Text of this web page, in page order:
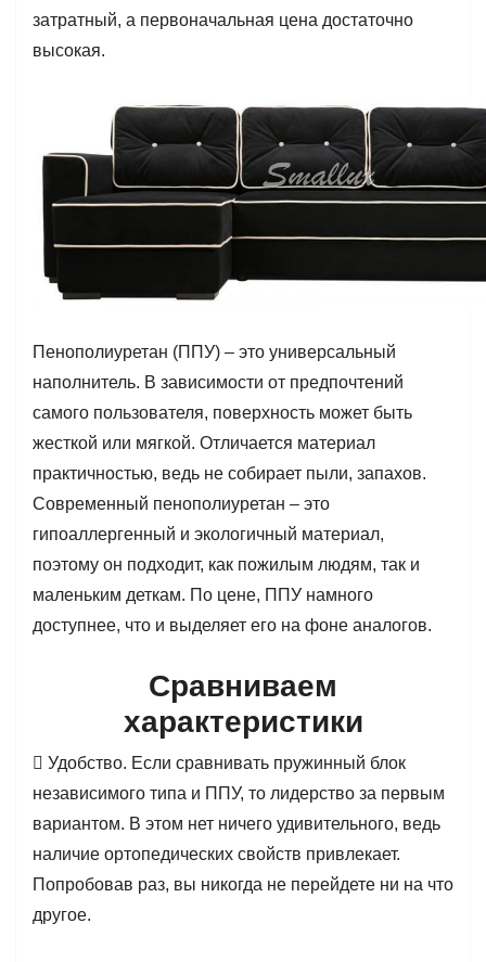
затратный, а первоначальная цена достаточно
высокая.
Пенополиуретан (ППУ) – это универсальный
наполнитель. В зависимости от предпочтений
самого пользователя, поверхность может быть
жесткой или мягкой. Отличается материал
практичностью, ведь не собирает пыли, запахов.
Современный пенополиуретан – это
гипоаллергенный и экологичный материал,
поэтому он подходит, как пожилым людям, так и
маленьким деткам. По цене, ППУ намного
доступнее, что и выделяет его на фоне аналогов.
Сравниваем
характеристики
 Удобство. Если сравнивать пружинный блок
независимого типа и ППУ, то лидерство за первым
вариантом. В этом нет ничего удивительного, ведь
наличие ортопедических свойств привлекает.
Попробовав раз, вы никогда не перейдете ни на что
другое.